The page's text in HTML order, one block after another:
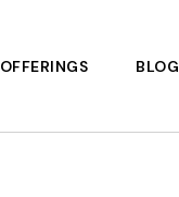
OFFERINGS BLOG